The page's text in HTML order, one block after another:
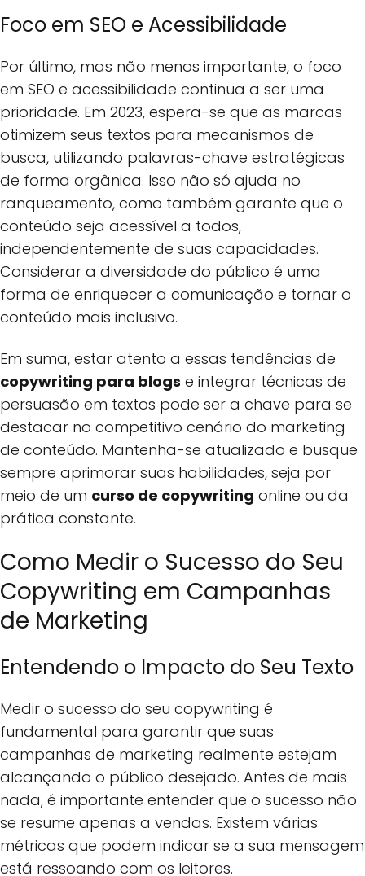
Foco em SEO e Acessibilidade
Por último, mas não menos importante, o foco
em SEO e acessibilidade continua a ser uma
prioridade. Em 2023, espera-se que as marcas
otimizem seus textos para mecanismos de
busca, utilizando palavras-chave estratégicas
de forma orgânica. Isso não só ajuda no
ranqueamento, como também garante que o
conteúdo seja acessível a todos,
independentemente de suas capacidades.
Considerar a diversidade do público é uma
forma de enriquecer a comunicação e tornar o
conteúdo mais inclusivo.
Em suma, estar atento a essas tendências de
copywriting para blogs e integrar técnicas de
persuasão em textos pode ser a chave para se
destacar no competitivo cenário do marketing
de conteúdo. Mantenha-se atualizado e busque
sempre aprimorar suas habilidades, seja por
meio de um curso de copywriting online ou da
prática constante.
Como Medir o Sucesso do Seu
Copywriting em Campanhas
de Marketing
Entendendo o Impacto do Seu Texto
Medir o sucesso do seu copywriting é
fundamental para garantir que suas
campanhas de marketing realmente estejam
alcançando o público desejado. Antes de mais
nada, é importante entender que o sucesso não
se resume apenas a vendas. Existem várias
métricas que podem indicar se a sua mensagem
está ressoando com os leitores.